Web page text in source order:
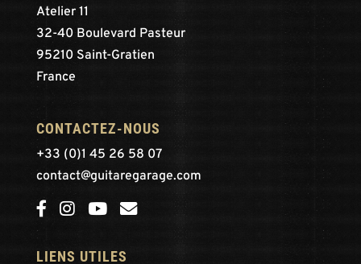
Atelier 11
32-40 Boulevard Pasteur
95210 Saint-Gratien
France
CONTACTEZ-NOUS
+33 (0)1 45 26 58 07
contact@guitaregarage.com
LIENS UTILES